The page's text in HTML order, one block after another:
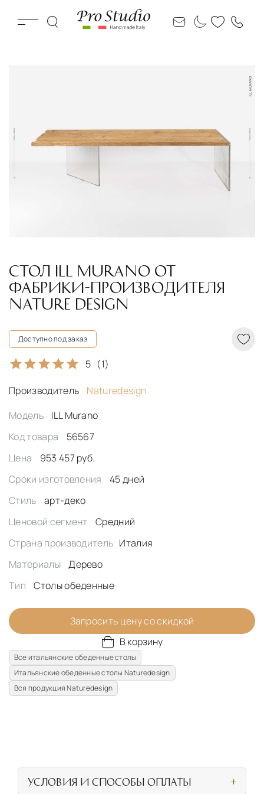
CТОЛ ILL MURANO ОТ
ФАБРИКИ-ПРОИЗВОДИТЕЛЯ
NATURE DESIGN
Доступно под заказ
5 (1)
Производитель
Naturedesign
Модель
ILL Murano
Код товара
56567
Цена
953 457 руб.
Сроки изготовления
45 дней
Стиль
арт-деко
Ценовой сегмент
Средний
Страна производитель Италия
Материалы
Дерево
Тип
Столы обеденные
Запросить цену со скидкой
В корзину
Все итальянские обеденные столы
Итальянские обеденные столы Naturedesign
Вся продукция Naturedesign
УСЛОВИЯ И СПОСОБЫ ОПЛАТЫ